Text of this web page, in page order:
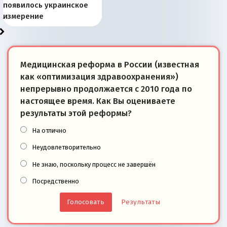
Запада рассказала о
«переобувании» хозяев
перемены: 15 шагов к
суверенной экономике
Европы
сбрасывать балласт
Анкориджа
года: первые уступки во
внутренней политике
сегодня
Варшаве не поможет её
отношениям с Россией?
современной истории
Южной Осетии
появилось украинское
измерение
Медицинская реформа в России (известная
как «оптимизация здравоохранения»)
непрерывно продолжается с 2010 года по
настоящее время. Как Вы оцениваете
результаты этой реформы?
На отлично
Неудовлетворительно
Не знаю, поскольку процесс не завершён
Посредственно
Результаты